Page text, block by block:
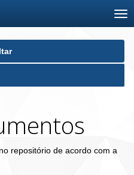
repositório de acordo com a